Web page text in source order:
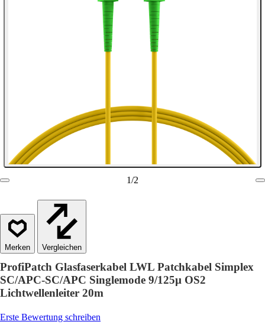
1/2
Vergleichen
ProfiPatch Glasfaserkabel LWL Patchkabel Simplex
SC/APC-SC/APC Singlemode 9/125µ OS2
Lichtwellenleiter 20m
Erste Bewertung schreiben